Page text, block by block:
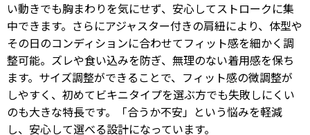
い動きでも胸まわりを気にせず、安心してストロークに集
中できます。さらにアジャスター付きの肩紐により、体型や
その日のコンディションに合わせてフィット感を細かく調
整可能。ズレや食い込みを防ぎ、無理のない着用感を保ち
ます。サイズ調整ができることで、フィット感の微調整が
しやすく、初めてビキニタイプを選ぶ方でも失敗しにくい
のも大きな特長です。「合うか不安」という悩みを軽減
し、安心して選べる設計になっています。